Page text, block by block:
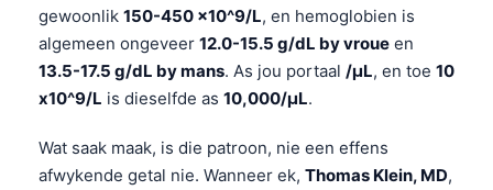
gewoonlik 150-450 x10^9/L, en hemoglobien is
algemeen ongeveer 12.0-15.5 g/dL by vroue en
13.5-17.5 g/dL by mans. As jou portaal /µL, en toe 10
x10^9/L is dieselfde as 10,000/µL.
Wat saak maak, is die patroon, nie een effens
afwykende getal nie. Wanneer ek, Thomas Klein, MD,